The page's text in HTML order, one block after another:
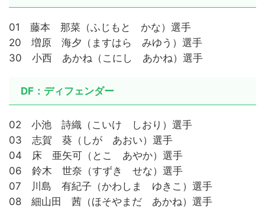
01 藤本 那菜（ふじもと かな）選手
20 増原 海夕（ますはら みゆう）選手
30 小西 あかね（こにし あかね）選手
DF：ディフェンダー
02 小池 詩織（こいけ しおり）選手
03 志賀 葵（しが あおい）選手
04 床 亜矢可（とこ あやか）選手
06 鈴木 世奈（すずき せな）選手
07 川島 有紀子（かわしま ゆきこ）選手
08 細山田 茜（ほそやまだ あかね）選手